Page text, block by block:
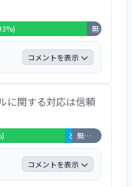
という結果でし
では、子どもに対
しい口調でお話し
が聞かれました。
無回答・非該当 2名 (7%)
コメントを表示
はい」と答え、全体
ともいえない」が
という結果でし
では、子どもだけ
くれるので落ち着
声が聞かれました。
に関する対応は信頼
どちらともいえな
無回答・非該当 4名 (14%)
コメントを表示